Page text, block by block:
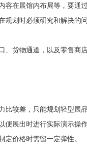
在展馆内布局等，要通
划时必须研究和解决的问
货物通道，以及零售商
较差，只能规划轻型展
展出时进行实际演示操
价格时需留一定弹性。